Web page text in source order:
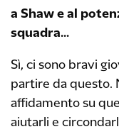
a Shaw e al
squadra...
Sì, ci sono bravi
partire da questo.
affidamento su
aiutarli e